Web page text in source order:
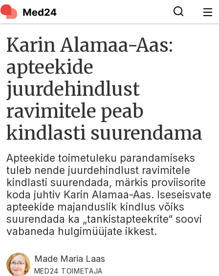
Karin Alamaa-Aas:
apteekide
juurdehindlust
ravimitele peab
kindlasti suurendama
Apteekide toimetuleku parandamiseks
tuleb nende juurdehindlust ravimitele
kindlasti suurendada, märkis proviisorite
koda juhtiv Karin Alamaa-Aas. Iseseisvate
apteekide majanduslik kindlus võiks
suurendada ka „tankistapteekrite“ soovi
vabaneda hulgimüüjate ikkest.
Made Maria Laas
MED24 TOIMETAJA